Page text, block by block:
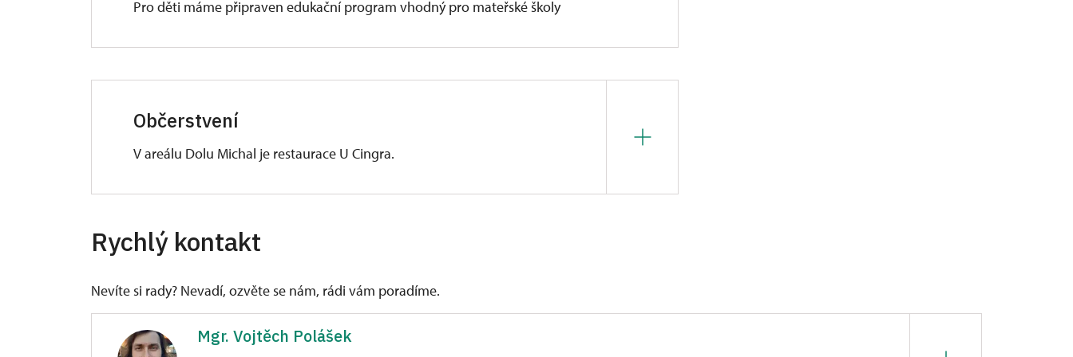
Pro děti máme připraven edukační program vhodný pro mateřské školy
Občerstvení
V areálu Dolu Michal je restaurace U Cingra.
Rychlý kontakt
Nevíte si rady? Nevadí, ozvěte se nám, rádi vám poradíme.
Mgr. Vojtěch Polášek